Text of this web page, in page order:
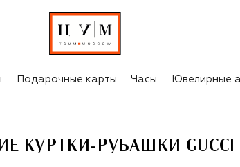
Подарочные карты Часы Ювелирные
КУРТКИ-РУБАШКИ GUCCI